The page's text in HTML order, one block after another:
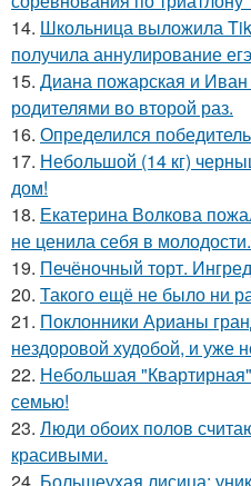
14. Школьница выложила
получила аннулирование
15. Диана пожарская и Иван
родителями во второй раз.
16. Определился
17. Небольшой (14 кг)
дом!
18. Екатерина Волкова
не ценила себя в молодости.
19. Печёночный торт.
20. Такого ещё не было ни
21. Поклонники Арианы
нездоровой худобой, и уже
22. Небольшая
семью!
23. Люди обоих полов
красивыми.